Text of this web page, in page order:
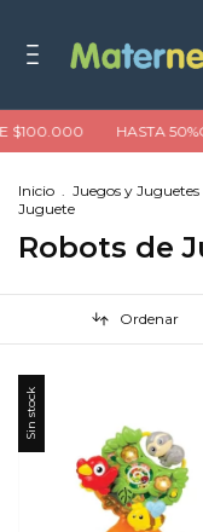
$100.000 HASTA
Inicio . Juegos y Juguetes
Juguete
Robots de
Ordenar
Sin stock